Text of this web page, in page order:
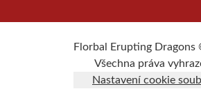
Florbal Erupting Dragons
Všechna práva
Nastavení cookie